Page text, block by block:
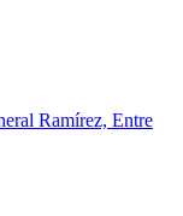
Ramírez, Entre